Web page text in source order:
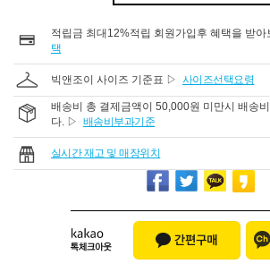
적립금 최대12%적립 회원가입후 혜택을 받
택
빅앤조이 사이즈 기준표 ▷ 사이즈선택요령
배송비 총 결제금액이 50,000원 미만시 배송
다. ▷ 배송비부과기준
실시간 재고 및 매장위치